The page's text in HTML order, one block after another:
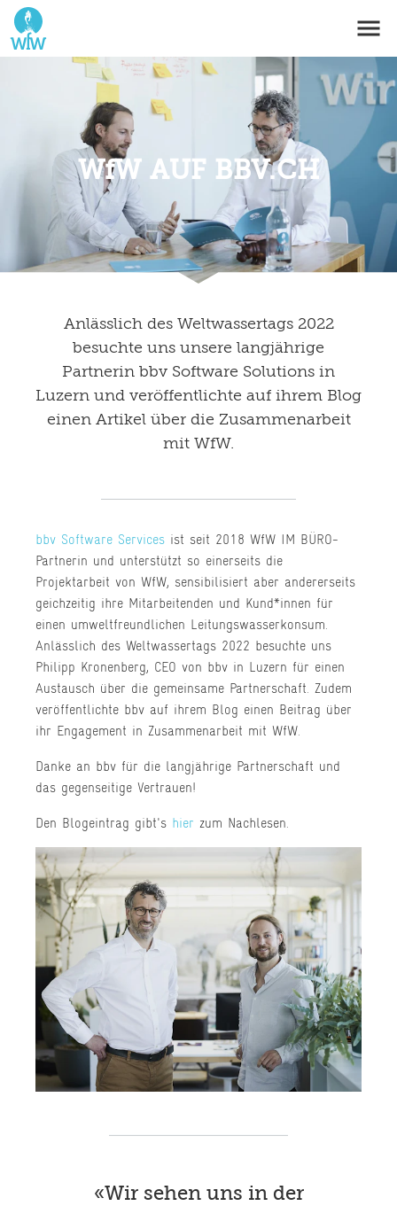
WfW AUF BBV.CH
Anlässlich des Weltwassertags 2022
besuchte uns unsere langjährige
Partnerin bbv Software Solutions in
Luzern und veröffentlichte auf ihrem Blog
einen Artikel über die Zusammenarbeit
mit WfW.
bbv Software Services ist seit 2018 WfW IM BÜRO-
Partnerin und unterstützt so einerseits die
Projektarbeit von WfW, sensibilisiert aber andererseits
geichzeitig ihre Mitarbeitenden und Kund*innen für
einen umweltfreundlichen Leitungswasserkonsum.
Anlässlich des Weltwassertags 2022 besuchte uns
Philipp Kronenberg, CEO von bbv in Luzern für einen
Austausch über die gemeinsame Partnerschaft. Zudem
veröffentlichte bbv auf ihrem Blog einen Beitrag über
ihr Engagement in Zusammenarbeit mit WfW.
Danke an bbv für die langjährige Partnerschaft und
das gegenseitige Vertrauen!
Den Blogeintrag gibt's hier zum Nachlesen.
«Wir sehen uns in der